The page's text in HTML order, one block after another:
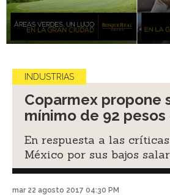
INDUSTRIAS
Coparmex propone
mínimo de 92 pesos
En respuesta a las
México por sus bajos
mar 22 agosto 2017 04:30 PM